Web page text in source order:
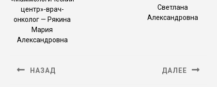
центр»-врач-
онколог — Рякина
Мария
Александровна
Светлана
Александровна
НАЗАД ДАЛЕЕ